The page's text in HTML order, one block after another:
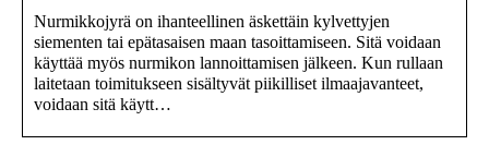
Nurmikkojyrä on ihanteellinen äskettäin kylvettyjen
siementen tai epätasaisen maan tasoittamiseen. Sitä voidaan
käyttää myös nurmikon lannoittamisen jälkeen. Kun rullaan
laitetaan toimitukseen sisältyvät piikilliset ilmaajavanteet,
voidaan sitä käytt…